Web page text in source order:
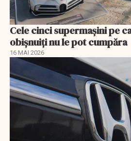
Cele cinci supermașini pe
obișnuiți nu le pot cumpăra
16 MAI 2026